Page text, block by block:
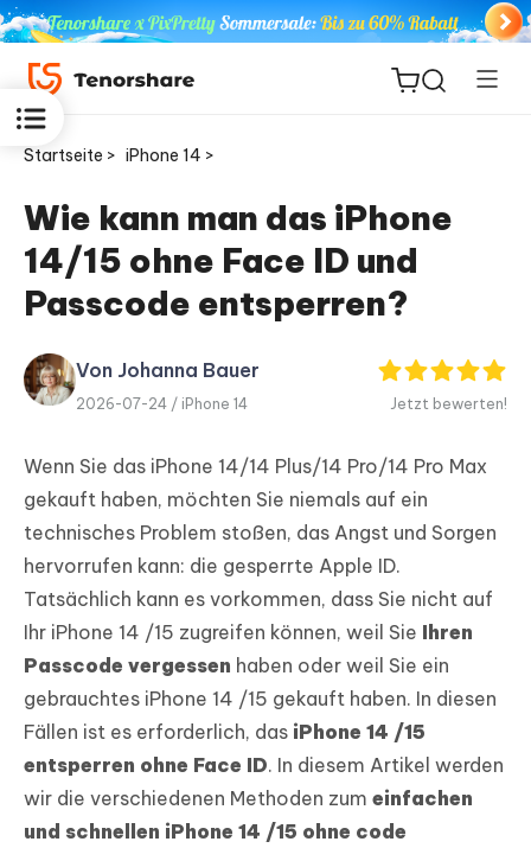
ReiBoot
PDNob
PDF
Editor
Neu
iAnyGo
Startseite > iPhone 14 >
Wie kann man das iPhone
14/15 ohne Face ID und
Passcode entsperren?
Von Johanna Bauer
2026-07-24 / iPhone 14 Jetzt bewerten!
Wenn Sie das iPhone 14/14 Plus/14 Pro/14 Pro Max
gekauft haben, möchten Sie niemals auf ein
technisches Problem stoßen, das Angst und Sorgen
hervorrufen kann: die gesperrte Apple ID.
Tatsächlich kann es vorkommen, dass Sie nicht auf
Ihr iPhone 14 /15 zugreifen können, weil Sie Ihren
Passcode vergessen haben oder weil Sie ein
gebrauchtes iPhone 14 /15 gekauft haben. In diesen
Fällen ist es erforderlich, das iPhone 14 /15
entsperren ohne Face ID. In diesem Artikel werden
wir die verschiedenen Methoden zum einfachen
und schnellen iPhone 14 /15 ohne code